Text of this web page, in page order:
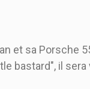
et sa Porsche
bastard", il